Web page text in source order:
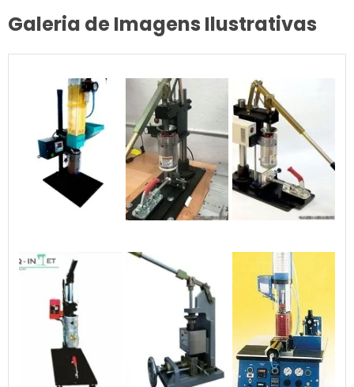
Galeria de Imagens Ilustrativas